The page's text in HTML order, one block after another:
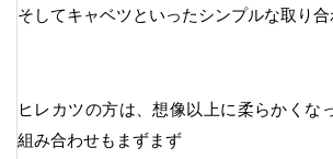
そしてキャベツといったシンプルな取り
ヒレカツの方は、想像以上に柔らかくな
組み合わせもまずまず